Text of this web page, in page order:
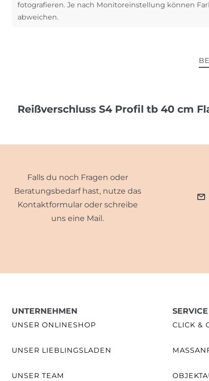
fotografieren. Je nach Monitoreinstellung können
abweichen.
Reißverschluss S4 Profil tb 40 cm
Falls du noch Fragen oder
Beratungsbedarf hast, nutze das
Kontaktformular oder schreibe
uns eine Mail.
UNTERNEHMEN
UNSER ONLINESHOP
UNSER LIEBLINGSLADEN
UNSER TEAM
SERVICE
CLICK &